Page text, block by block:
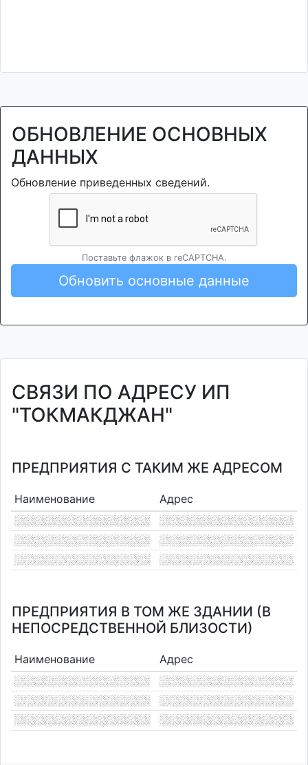
ОБНОВЛЕНИЕ ОСНОВНЫХ
ДАННЫХ
Обновление приведенных сведений.
Поставьте флажок в reCAPTCHA.
Обновить основные данные
СВЯЗИ ПО АДРЕСУ ИП
"ТОКМАКДЖАН"
ПРЕДПРИЯТИЯ С ТАКИМ ЖЕ АДРЕСОМ
Наименование Адрес
ПРЕДПРИЯТИЯ В ТОМ ЖЕ ЗДАНИИ (В
НЕПОСРЕДСТВЕННОЙ БЛИЗОСТИ)
Наименование Адрес